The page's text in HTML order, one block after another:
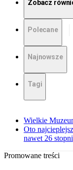
Zobacz
Polecane
Najnowsze
Tagi
Wielkie
Oto
nawet 26 stopni
Promowane treści